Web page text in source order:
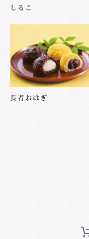
しるこ
長者おはぎ